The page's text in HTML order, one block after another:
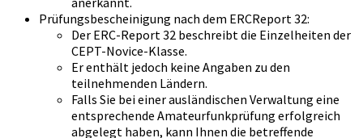
Prüfungsbescheinigung nach dem ERCReport 32:
Der ERC-Report 32 beschreibt die Einzelheiten der
CEPT-Novice-Klasse.
Er enthält jedoch keine Angaben zu den
teilnehmenden Ländern.
Falls Sie bei einer ausländischen Verwaltung eine
entsprechende Amateurfunkprüfung erfolgreich
abgelegt haben, kann Ihnen die betreffende